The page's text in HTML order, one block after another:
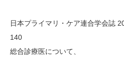
日本プライマリ・ケア連合学会誌
140
総合診療医について、